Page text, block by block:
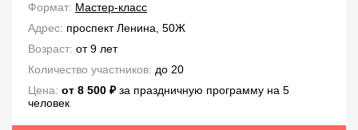
Формат: Мастер-класс
Адрес: проспект Ленина, 50Ж
Возраст: от 9 лет
Количество участников: до 20
Цена: от 8 500 ₽за праздничную программу на 5
человек